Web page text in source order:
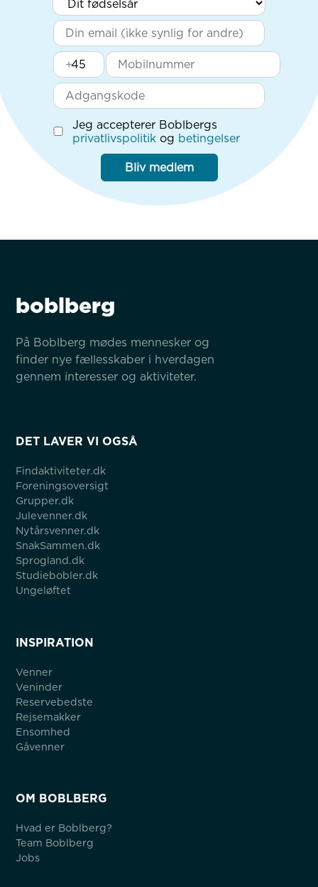
+
Jeg accepterer Boblbergs
privatlivspolitik og betingelser
Bliv medlem
boblberg
På Boblberg mødes mennesker og
finder nye fællesskaber i hverdagen
gennem interesser og aktiviteter.
DET LAVER VI OGSÅ
Findaktiviteter.dk
Foreningsoversigt
Grupper.dk
Julevenner.dk
Nytårsvenner.dk
SnakSammen.dk
Sprogland.dk
Studiebobler.dk
Ungeløftet
INSPIRATION
Venner
Veninder
Reservebedste
Rejsemakker
Ensomhed
Gåvenner
OM BOBLBERG
Hvad er Boblberg?
Team Boblberg
Jobs